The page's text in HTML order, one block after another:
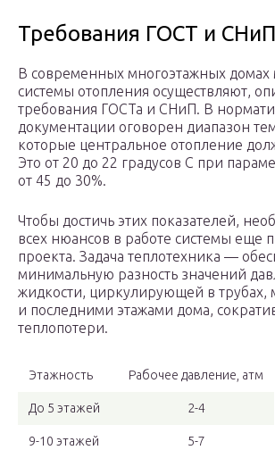
Требования ГОСТ и СНиП
В современных многоэтажных домах
системы отопления осуществляют,
требования ГОСТа и СНиП. В
документации оговорен диапазон
которые центральное отопление
Это от 20 до 22 градусов С при
от 45 до 30%.
Чтобы достичь этих показателей,
всех нюансов в работе системы еще
проекта. Задача теплотехника —
минимальную разность значений
жидкости, циркулирующей в
и последними этажами дома,
теплопотери.
Этажность Рабочее давление, атм
До 5 этажей 2-4
9-10 этажей 5-7